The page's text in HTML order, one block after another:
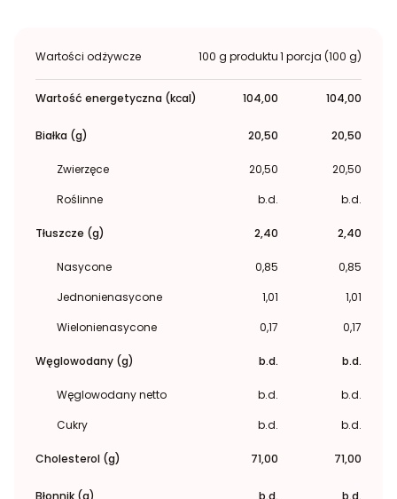
Wartości odżywcze 100 g produktu1 porcja (100 g)
Wartość energetyczna (kcal) 104,00 104,00
Białka (g) 20,50 20,50
Zwierzęce 20,50
20,50
Roślinne
b.d. b.d.
Tłuszcze (g) 2,40 2,40
Nasycone 0,85
0,85
Jednonienasycone
1,01
1,01
Wielonienasycone
0,17 0,17
Węglowodany (g) b.d. b.d.
Węglowodany netto b.d.
b.d.
Cukry
b.d. b.d.
Cholesterol (g) 71,00 71,00